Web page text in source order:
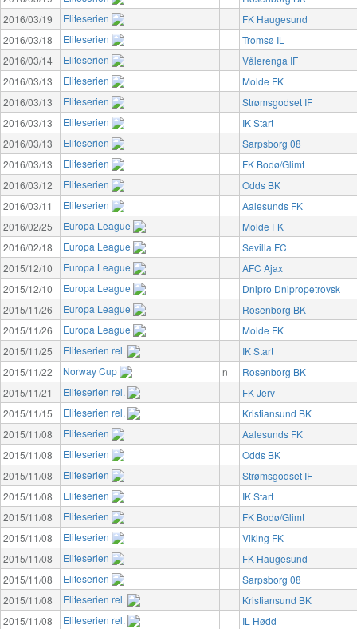
2016/03/19
Eliteserien
FK Haugesund
2016/03/18
Eliteserien
Tromsø IL
2016/03/14
Eliteserien
Vålerenga IF
2016/03/13
Eliteserien
Molde FK
2016/03/13
Eliteserien
Strømsgodset IF
2016/03/13
Eliteserien
IK Start
2016/03/13
Eliteserien
Sarpsborg 08
2016/03/13
Eliteserien
FK Bodø/Glimt
2016/03/12
Eliteserien
Odds BK
2016/03/11
Eliteserien
Aalesunds FK
2016/02/25
Europa League
Molde FK
2016/02/18
Europa League
Sevilla FC
2015/12/10
Europa League
AFC Ajax
2015/12/10
Europa League
Dnipro Dnipropetrovsk
2015/11/26
Europa League
Rosenborg BK
2015/11/26
Europa League
Molde FK
2015/11/25
Eliteserien rel.
IK Start
2015/11/22
Norway Cup n
Rosenborg BK
2015/11/21
Eliteserien rel.
FK Jerv
2015/11/15
Eliteserien rel.
Kristiansund BK
2015/11/08
Eliteserien
Aalesunds FK
2015/11/08
Eliteserien
Odds BK
2015/11/08
Eliteserien
Strømsgodset IF
2015/11/08
Eliteserien
IK Start
2015/11/08
Eliteserien
FK Bodø/Glimt
2015/11/08
Eliteserien
Viking FK
2015/11/08
Eliteserien
FK Haugesund
2015/11/08
Eliteserien
Sarpsborg 08
2015/11/08
Eliteserien rel.
Kristiansund BK
2015/11/08
Eliteserien rel.
IL Hødd